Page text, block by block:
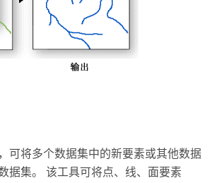
可将多个数据集中的新要素或其他数据
据集。 该工具可将点、线、面要素